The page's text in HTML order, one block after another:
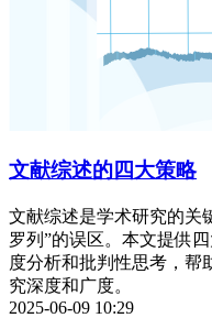
文献综述的四大策略
文献综述是学术研究的关
罗列”的误区。本文提供
度分析和批判性思考，帮
究深度和广度。
2025-06-09 10:29